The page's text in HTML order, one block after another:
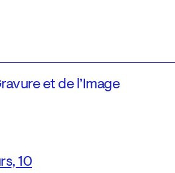
et de l’Image
10